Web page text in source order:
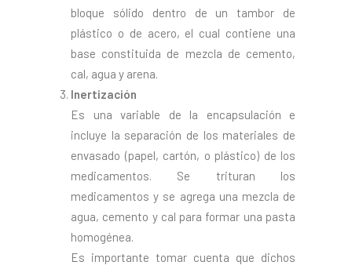
bloque sólido dentro de un tambor de
plástico o de acero, el cual contiene una
base constituida de mezcla de cemento,
cal, agua y arena.
Inertización
Es una variable de la encapsulación e
incluye la separación de los materiales de
envasado (papel, cartón, o plástico) de los
medicamentos. Se trituran los
medicamentos y se agrega una mezcla de
agua, cemento y cal para formar una pasta
homogénea.
Es importante tomar cuenta que dichos